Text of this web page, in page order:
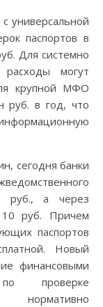
универсальной
паспортов в
Для системно
могут
крупной МФО
руб. в год, что
сегодня банки
руб., а через
руб. Причем
паспортов
Новый
финансовыми
по проверке
нормативно